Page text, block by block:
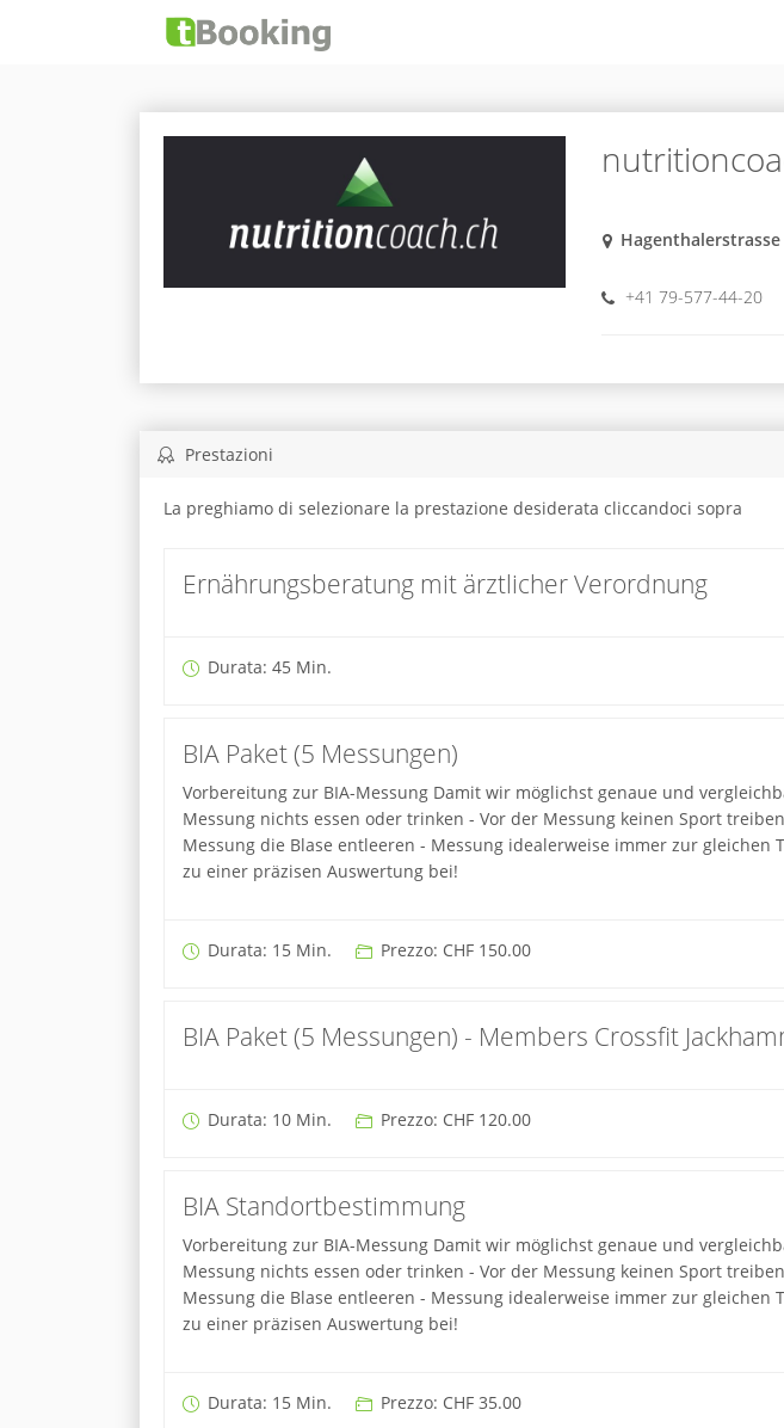
+41 79-577-44-20
Prestazioni
La preghiamo di selezionare la prestazione desiderata cliccandoci sopra
Ernährungsberatung mit ärztlicher Verordnung
Durata: 45 Min.
BIA Paket (5 Messungen)
Vorbereitung zur BIA-Messung Damit wir möglichst genaue und
Messung nichts essen oder trinken - Vor der Messung keinen Sport
Messung die Blase entleeren - Messung idealerweise immer zur
zu einer präzisen Auswertung bei!
Durata: 15 Min. Prezzo: CHF 150.00
BIA Paket (5 Messungen) - Members Crossfit
Durata: 10 Min. Prezzo: CHF 120.00
BIA Standortbestimmung
Vorbereitung zur BIA-Messung Damit wir möglichst genaue und
Messung nichts essen oder trinken - Vor der Messung keinen Sport
Messung die Blase entleeren - Messung idealerweise immer zur
zu einer präzisen Auswertung bei!
Durata: 15 Min. Prezzo: CHF 35.00